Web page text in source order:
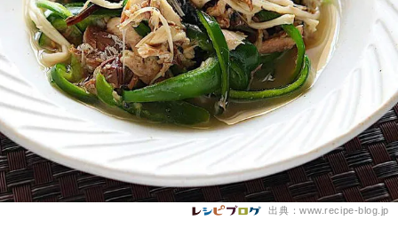
出典：www.recipe-blog.jp